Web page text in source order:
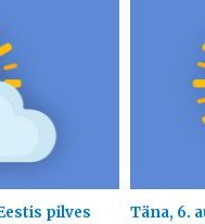
pilves
Täna, 6.